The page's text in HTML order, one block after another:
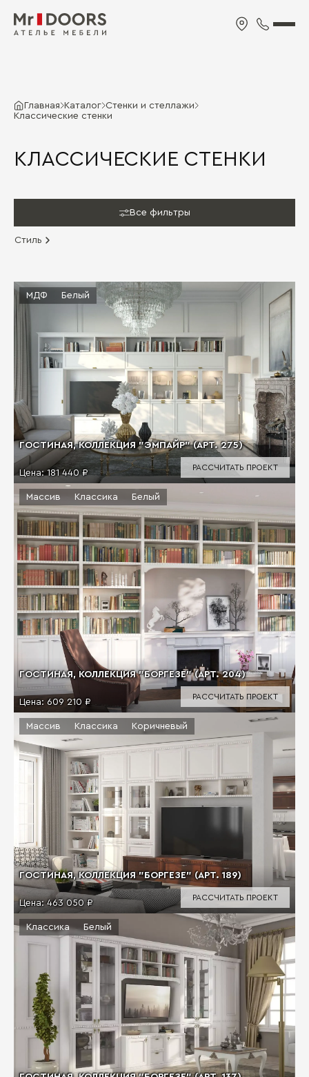
Главная Каталог Стенки и стеллажи
Классические стенки
КЛАССИЧЕСКИЕ СТЕНКИ
Все фильтры
Стиль
ГОСТИНАЯ, КОЛЛЕКЦИЯ "ЭМПАЙР" (АРТ. 275)
Цена:181 440 ₽
МДФ Белый
РАССЧИТАТЬ ПРОЕКТ
ГОСТИНАЯ, КОЛЛЕКЦИЯ "БОРГЕЗЕ" (АРТ. 204)
Цена: 609 210 ₽
Массив Классика Белый
РАССЧИТАТЬ ПРОЕКТ
ГОСТИНАЯ, КОЛЛЕКЦИЯ "БОРГЕЗЕ" (АРТ. 189)
Цена:463 050 ₽
Массив Классика Коричневый
РАССЧИТАТЬ ПРОЕКТ
Классика Белый